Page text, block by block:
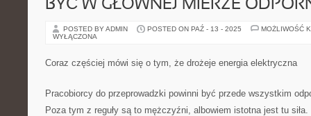
BYĆ W GŁÓWNEJ MIERZE
POSTED BY ADMIN POSTED ON PAŹ - 13 - 2025
MOŻLIWOŚĆ
WYŁĄCZONA
Coraz częściej mówi się o tym, że drożeje energia elektryczna
Pracobiorcy do przeprowadzki powinni być przede wszystkim
Poza tym z reguły są to mężczyźni, albowiem istotna jest tu